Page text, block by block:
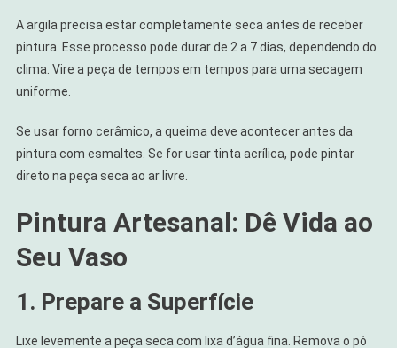
A argila precisa estar completamente seca antes de receber
pintura. Esse processo pode durar de 2 a 7 dias, dependendo do
clima. Vire a peça de tempos em tempos para uma secagem
uniforme.
Se usar forno cerâmico, a queima deve acontecer antes da
pintura com esmaltes. Se for usar tinta acrílica, pode pintar
direto na peça seca ao ar livre.
Pintura Artesanal: Dê Vida ao
Seu Vaso
1. Prepare a Superfície
Lixe levemente a peça seca com lixa d’água fina. Remova o pó